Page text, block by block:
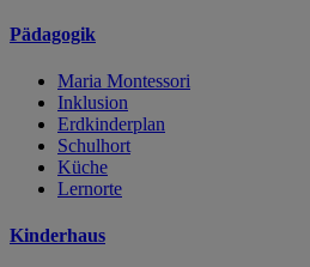
Pädagogik
Maria Montessori
Inklusion
Erdkinderplan
Schulhort
Küche
Lernorte
Kinderhaus